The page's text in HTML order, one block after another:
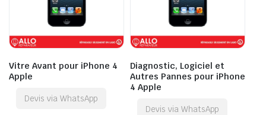
Vitre Avant pour iPhone 4
Apple
Devis via WhatsApp
Diagnostic, Logiciel et
Autres Pannes pour iPhone
4 Apple
Devis via WhatsApp